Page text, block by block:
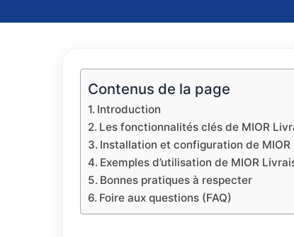
Contenus de la page
Introduction
Les fonctionnalités clés de MIOR
Installation et configuration de MIOR
Exemples d’utilisation de MIOR
Bonnes pratiques à respecter
Foire aux questions (FAQ)